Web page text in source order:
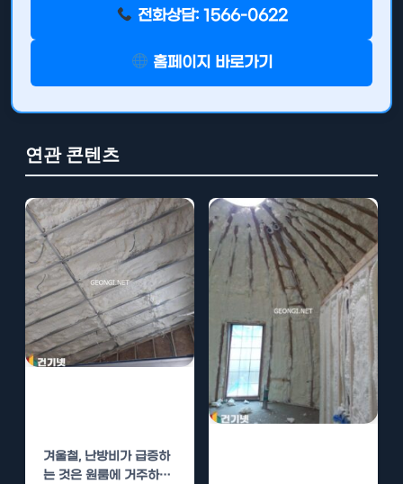
전화상담: 1566-0622
홈페이지 바로가기
연관 콘텐츠
겨울철, 난방비가 급증하
는 것은 원룸에 거주하는